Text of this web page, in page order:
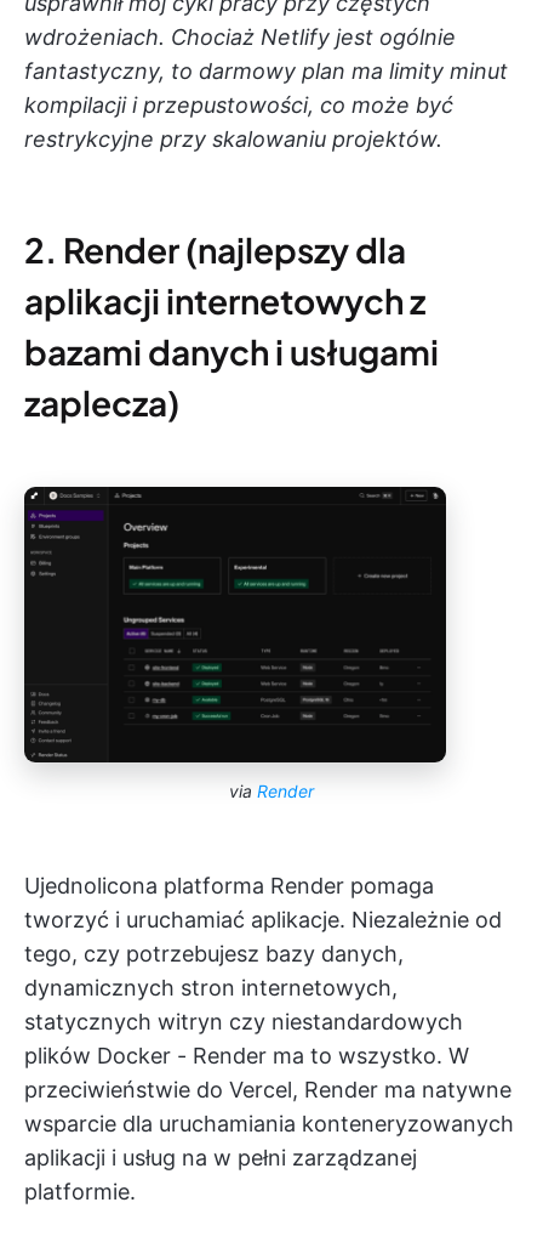
wdrożeniach. Chociaż Netlify jest ogólnie
fantastyczny, to darmowy plan ma limity minut
kompilacji i przepustowości, co może być
restrykcyjne przy skalowaniu projektów.
2. Render (najlepszy dla
aplikacji internetowych z
bazami danych i usługami
zaplecza)
via Render
Ujednolicona platforma Render pomaga
tworzyć i uruchamiać aplikacje. Niezależnie od
tego, czy potrzebujesz bazy danych,
dynamicznych stron internetowych,
statycznych witryn czy niestandardowych
plików Docker - Render ma to wszystko. W
przeciwieństwie do Vercel, Render ma natywne
wsparcie dla uruchamiania konteneryzowanych
aplikacji i usług na w pełni zarządzanej
platformie.